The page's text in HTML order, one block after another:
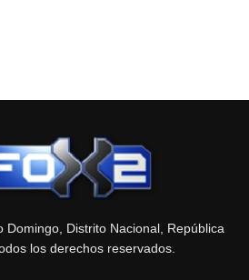
Distrito Nacional, República
los derechos reservados.